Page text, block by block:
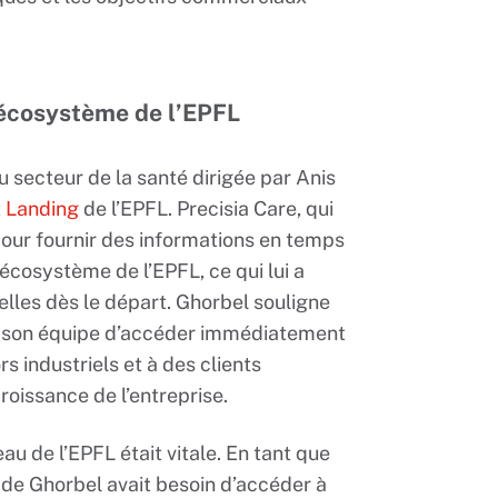
de l’EPFL
secteur de la santé dirigée par Anis
de l’EPFL. Precisia Care, qui
fournir des informations en temps
de l’EPFL, ce qui lui a
dès le départ. Ghorbel souligne
équipe d’accéder immédiatement
industriels et à des clients
de l’entreprise.
de l’EPFL était vitale. En tant que
Ghorbel avait besoin d’accéder à